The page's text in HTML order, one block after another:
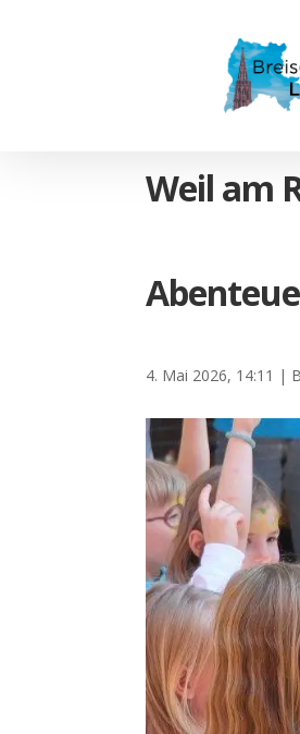
Weil am
4. Mai 2026, 14:11 |